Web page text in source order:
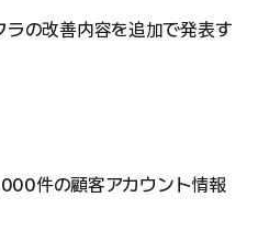
の改善内容を追加で発表す
件の顧客アカウント情報